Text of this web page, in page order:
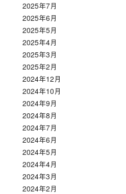
2025年7月
2025年6月
2025年5月
2025年4月
2025年3月
2025年2月
2024年12月
2024年10月
2024年9月
2024年8月
2024年7月
2024年6月
2024年5月
2024年4月
2024年3月
2024年2月